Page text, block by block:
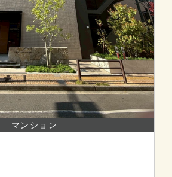
マンション